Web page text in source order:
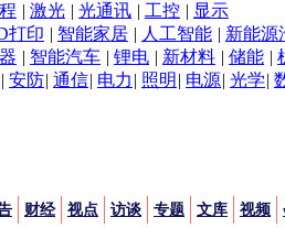
| 激光 | 光通讯 | 工控 | 显示
打印 | 智能家居 | 人工智能 | 新能源
| 智能汽车 | 锂电 | 新材料 | 储能 |
| 安防| 通信| 电力 | 照明 | 电源| 光学|
财经 视点 访谈 专题 文库 视频